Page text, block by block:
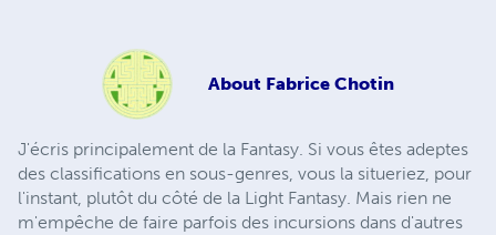
About Fabrice Chotin
J'écris principalement de la Fantasy. Si vous êtes adeptes
des classifications en sous-genres, vous la situeriez, pour
l'instant, plutôt du côté de la Light Fantasy. Mais rien ne
m'empêche de faire parfois des incursions dans d'autres